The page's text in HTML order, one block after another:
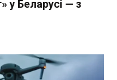
у Беларусі — з